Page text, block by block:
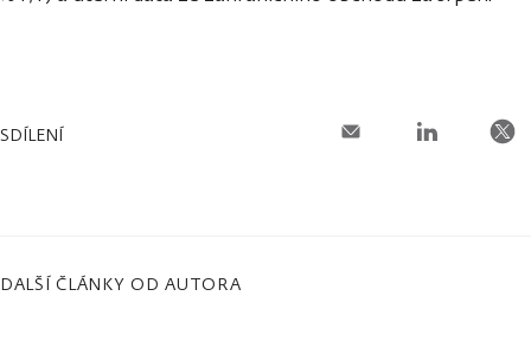
SDÍLENÍ
DALŠÍ ČLÁNKY OD AUTORA